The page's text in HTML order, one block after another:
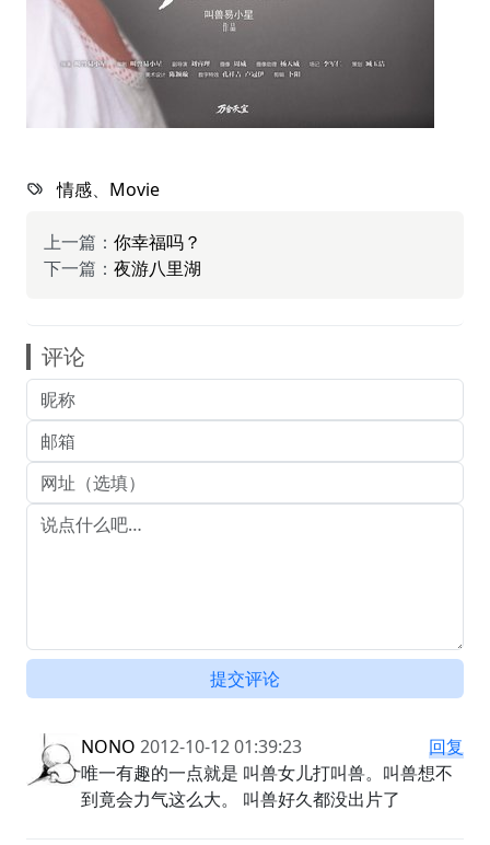
情感、 Movie
上一篇： 你幸福吗？
下一篇： 夜游八里湖
评论
提交评论
NONO 2012-10-12 01:39:23
回复
唯一有趣的一点就是 叫兽女儿打叫兽。叫兽想不
到竟会力气这么大。 叫兽好久都没出片了